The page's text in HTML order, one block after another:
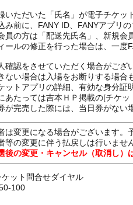
いただいた「氏名」が電子チケッ
み前に、FANY ID、FANYアプリ
員の方は「配送先氏名」、新規会
ールの修正を行った場合は、一
確認をさせていただく場合がござ
ない場合は入場をお断りする場合
ットアプリの詳細、有効な身分証
あたっては吉本ＨＰ掲載の[チケッ
が完売した際には、当日券がない
は変更になる場合がございます。
等の変更に伴う払戻しは行いませ
後の変更・キャンセル（取消し）
ケット問合せダイヤル
100